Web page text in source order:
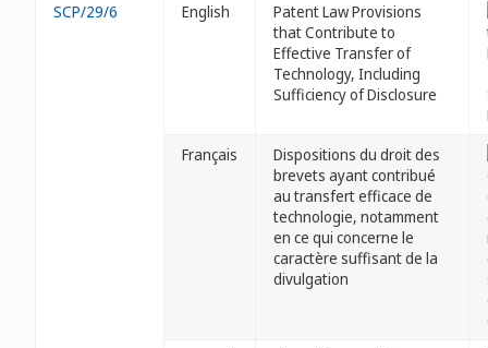
SCP/29/6 English
Patent Law Provisions
that Contribute to
Effective Transfer of
Technology, Including
Sufficiency of Disclosure
Français
Dispositions du droit des
brevets ayant contribué
au transfert efficace de
technologie, notamment
en ce qui concerne le
caractère suffisant de la
divulgation